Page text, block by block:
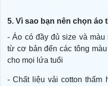
5. Vì sao bạn nên chọn áo
- Áo có đầy đủ size và
từ cơ bản đến các tông
cho mọi lứa tuổi
- Chất liệu vải cotton thấm